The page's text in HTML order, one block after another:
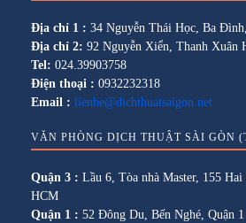
Địa chỉ 1 : 34 Nguyễn Thái Học, Ba
Địa chỉ 2: 92 Nguyễn Xiển, Thanh Xuân
Tel: 024.39903758
Điện thoại : 0932232318
Email : lienhe@dichthuatsaigon.net
VĂN PHÒNG DỊCH THUẬT SÀI GÒN
Quận 3 : Lầu 6, Tòa nhà Master, 155
HCM
Quận 1 : 52 Đông Du, Bến Nghé, Quận 1